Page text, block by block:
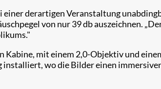
derartigen Veranstaltung
von nur 39 db auszeichnen.
mit einem 2,0-Objektiv und
wo die Bilder einen